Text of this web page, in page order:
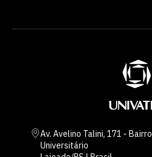
Av. Avelino Talini, 171 - Bairro
Universitário